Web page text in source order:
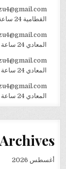
القطامية 24 ساعة بأسرع وصول
المعادي 24 ساعة | خدمة سريعة وآمنة
المعادي 24 ساعة | خدمة سريعة وآمنة
المعادي 24 ساعة | خدمة سريعة وآمنة
Archives
أغسطس 2026